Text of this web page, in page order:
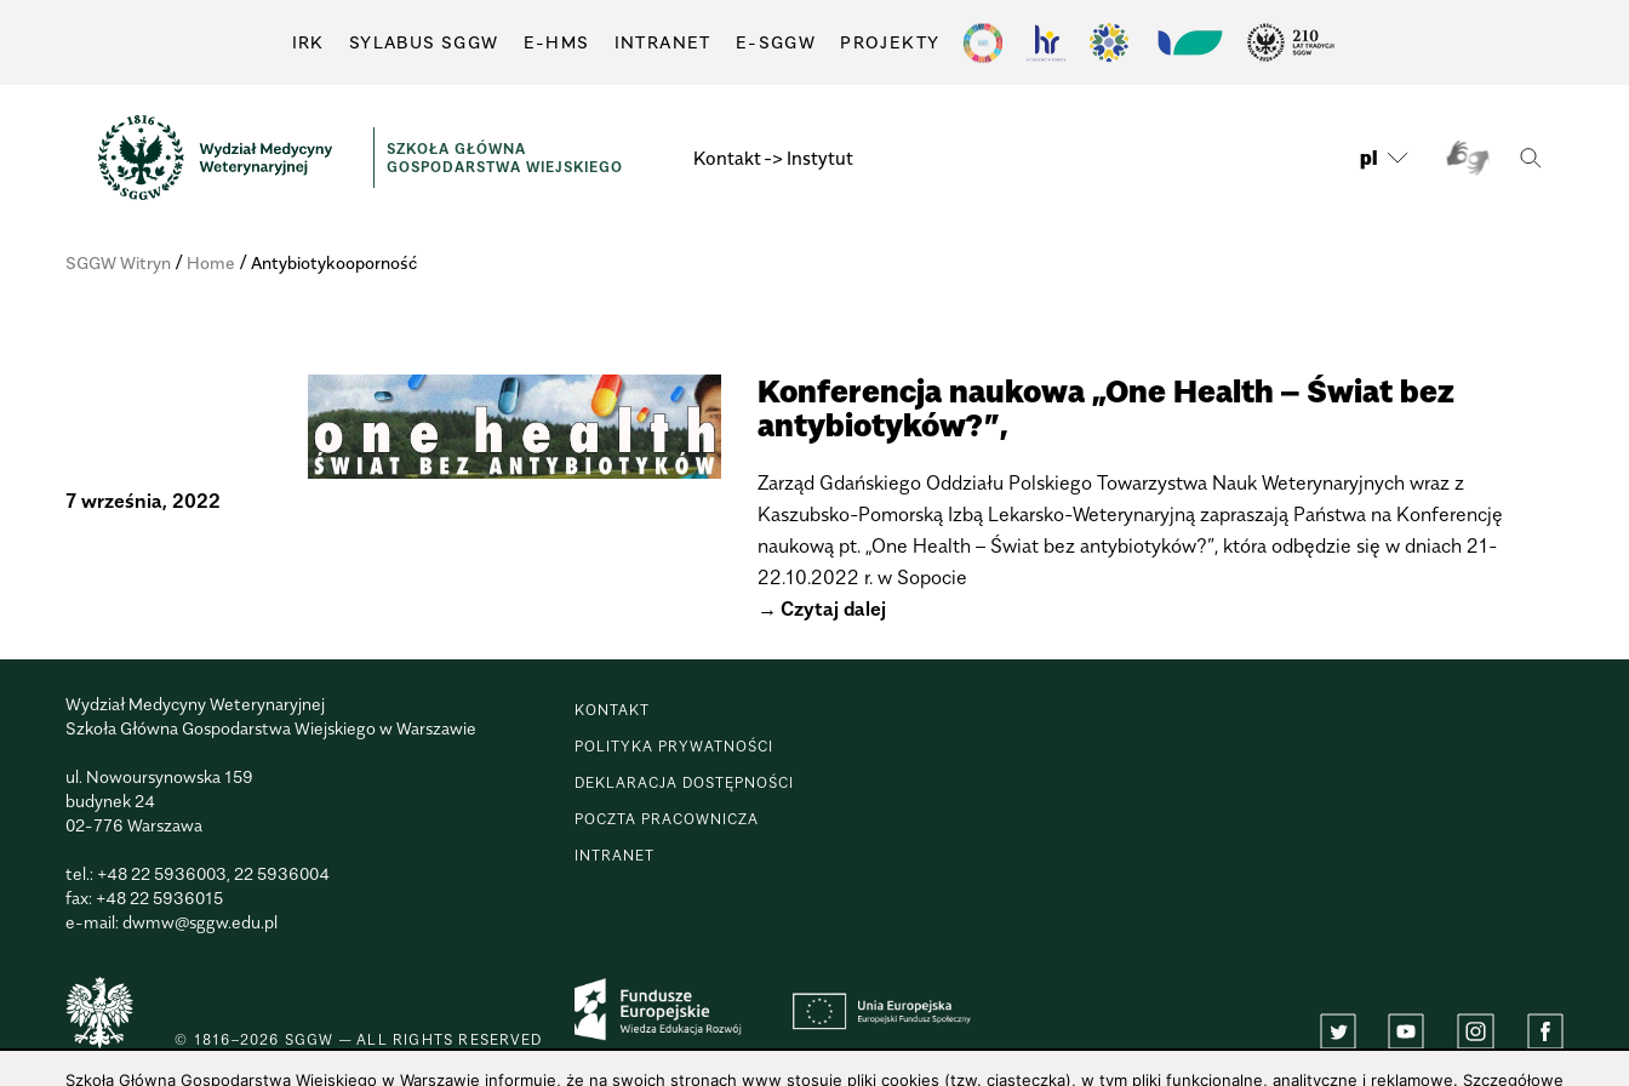
IRK SYLABUS SGGW E-HMS INTRANET E-SGGW PROJEKTY
WETERYNARYJNEJ
SZKOŁA GŁÓWNA
GOSPODARSTWA WIEJSKIEGO
Kontakt-> Instytut pl
SGGW Witryn/ Home /Antybiotykooporność
7 września, 2022
Konferencja naukowa „One Health – Świat bez
antybiotyków?”,
Zarząd Gdańskiego Oddziału Polskiego Towarzystwa Nauk Weterynaryjnych wraz z
Kaszubsko-Pomorską Izbą Lekarsko-Weterynaryjną zapraszają Państwa na Konferencję
naukową pt. „One Health – Świat bez antybiotyków?”, która odbędzie się w dniach 21-
22.10.2022 r. w Sopocie
Czytaj dalej
Wydział Medycyny Weterynaryjnej
Szkoła Główna Gospodarstwa Wiejskiego w Warszawie
ul. Nowoursynowska 159
budynek 24
02-776 Warszawa
tel.: +48 22 5936003 22 5936004
fax: +48 22 5936015
e-mail: dwmw@sggw.edu.pl
KONTAKT
POLITYKA PRYWATNOŚCI
DEKLARACJA DOSTĘPNOŚCI
POCZTA PRACOWNICZA
INTRANET
© 1816–2026 SGGW — ALL RIGHTS RESERVED
Szkoła Główna Gospodarstwa Wiejskiego w Warszawie informuje, że na swoich stronach www stosuje pliki cookies (tzw. ciasteczka), w tym pliki funkcjonalne, analityczne i reklamowe. Szczegółowe